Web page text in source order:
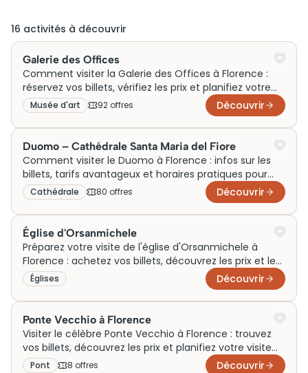
16 activités à découvrir
Galerie des Offices
Comment visiter la Galerie des Offices à Florence :
réservez vos billets, vérifiez les prix et planifiez votre
visite dès maintenant !
Musée d'art 92 offres Découvrir
Duomo – Cathédrale Santa Maria del Fiore
Comment visiter le Duomo à Florence : infos sur les
billets, tarifs avantageux et horaires pratiques pour
votre visite inoubliable.
Cathédrale 80 offres Découvrir
Église d'Orsanmichele
Préparez votre visite de l'église d'Orsanmichele à
Florence : achetez vos billets, découvrez les prix et les
horaires d'ouverture.
Églises Découvrir
Ponte Vecchio à Florence
Visiter le célèbre Ponte Vecchio à Florence : trouvez
vos billets, découvrez les prix et planifiez votre visite
idéale. Ne manquez rien!
Pont 8 offres Découvrir